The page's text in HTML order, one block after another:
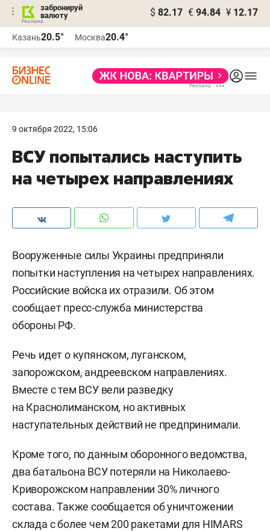
забронируй
валюту
$ 82.17 € 94.84 ¥ 12.17
Казань20.5° Москва20.4°
9 октября 2022, 15:06
ВСУ попытались наступить
на четырех направлениях
Вооруженные силы Украины предприняли
попытки наступления на четырех направлениях.
Российские войска их отразили. Об этом
сообщает пресс-служба министерства
обороны РФ.
Речь идет о купянском, луганском,
запорожском, андреевском направлениях.
Вместе с тем ВСУ вели разведку
на Краснолиманском, но активных
наступательных действий не предпринимали.
Кроме того, по данным оборонного ведомства,
два батальона ВСУ потеряли на Николаево-
Криворожском направлении 30% личного
состава. Также сообщается об уничтожении
склада с более чем 200 ракетами для HIMARS